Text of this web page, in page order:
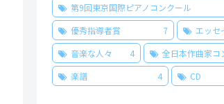
第9回東京国際ピアノコンクール
優秀指導者賞
7 エッセ
音楽な人々
4 全日本作曲家コ
楽譜
4 CD